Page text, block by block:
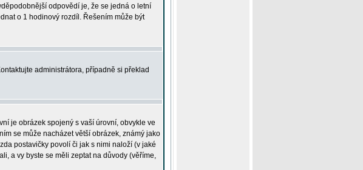
odpovědí je, že se jedná o letní
o 1 hodinový rozdíl. Řešením může být
administrátora, případně si překlad
je obrázek spojený s vaší úrovní, obvykle ve
se může nacházet větší obrázek, známý jako
postavičky povolí či jak s nimi naloží (v jaké
a vy byste se měli zeptat na důvody (věříme,